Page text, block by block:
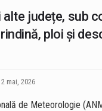
județe, sub
ploi și
mai, 2026
de Meteorologie